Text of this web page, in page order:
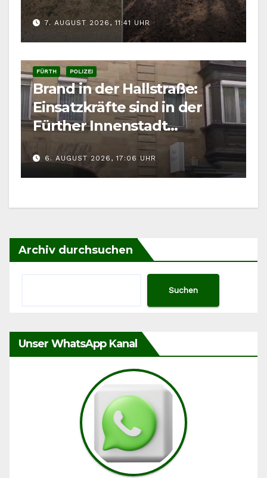
7. AUGUST 2026, 11:41 UHR
FÜRTH POLIZEI
Brand in der Hallstraße:
Einsatzkräfte sind in der
Fürther Innenstadt
gefordert
6. AUGUST 2026, 17:06 UHR
Archiv durchsuchen
Suchen
Unser WhatsApp Kanal